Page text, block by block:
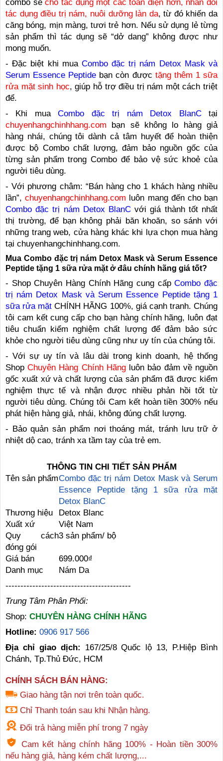
combo sẽcho tác dụng một các toàn diện hơn, nhân đôi
tác dụng điều trị nám, nuôi dưỡng làn da, từ đó khiến da
căng bóng, mịn màng, tươi trẻ hơn. Nếu sử dụng lẻ từng
sản phẩm thì tác dụng sẽ “dở dang” không được như
mong muốn.
- Đặc biệt khi mua Combo đặc trị nám Detox Mask và
Serum Essence Peptide bạn còn được tặng thêm 1 sữa
rửa mặt sinh học, giúp hỗ trợ điều trị nám một cách triệt
để.
- Khi muaCombo đặc trị nám Detox BlanCtại
chuyenhangchinhhang.com bạn sẽ không lo hàng giả
hàng nhái, chúng tôi dành cả tâm huyết để hoàn thiện
được bộ Combo chất lượng, đảm bảo nguồn gốc của
từng sản phẩm trong Combo để bảo vệ sức khoẻ của
người tiêu dùng.
- Với phương châm: “Bán hàng cho 1 khách hàng nhiều
lần”, chuyenhangchinhhang.com luôn mang đến cho bạn
Combo đặc trị nám Detox BlanC với giá thành tốt nhất
thị trường, để bạn không phải băn khoăn, so sánh với
những trang web, cửa hàng khác khi lựa chọn mua hàng
tại chuyenhangchinhhang.com.
Mua Combo đặc trị nám Detox Mask và Serum Essence
Peptide tặng 1 sữa rửa mặt ở đâu chính hãng giá tốt?
- Shop Chuyên Hàng Chính Hãng cung cấpCombo đặc
trị nám Detox Mask và Serum Essence Peptide tặng 1
sữa rửa mặt CHÍNH HÃNG 100%, giá cạnh tranh. Chúng
tôi cam kết cung cấp cho bạn hàng chính hãng, luôn đạt
tiêu chuẩn kiểm nghiệm chất lượng để đảm bảo sức
khỏe cho người tiêu dùng cũng như uy tín của chúng tôi.
- Với sự uy tín và lâu dài trong kinh doanh, hệ thống
ShopChuyên Hàng Chính Hãngluôn bảo đảm về nguồn
gốc xuất xứ và chất lượng của sản phẩm đã được kiểm
nghiệm thực tế và nhận được nhiều phản hồi tốt từ
người tiêu dùng. Chúng tôi Cam kết hoàn tiền 300% nếu
phát hiện hàng giả, nhái, không đúng chất lượng.
- Bảo quản sản phẩm nơi thoáng mát, tránh lưu trữ ở
nhiệt dộ cao, tránh xa tầm tay của trẻ em.
THÔNG TIN CHI TIẾT SẢN PHẨM
Tên sản phẩmCombo đặc trị nám Detox Mask và Serum
Essence Peptide tặng 1 sữa rửa mặt
Detox BlanC
Thương hiệu
Detox Blanc
Xuất xứ
Việt Nam
Quy cách
đóng gói
3 sản phẩm/ bộ
Giá bán
699.000₫
Danh mục
Nám Da
------------------------------------------
Trung Tâm Phân Phối:
Shop: CHUYÊN HÀNG CHÍNH HÃNG
Hotline: 0906 917 566
Địa chỉ giao dịch: 167/25/8 Quốc lộ 13, P.Hiệp Bình
Chánh, Tp.Thủ Đức, HCM
CHÍNH SÁCH BÁN HÀNG:
Giao hàng tận nơi trên toàn quốc.
Chỉ Thanh toán sau khi Nhận hàng.
Đổi trả hàng miễn phí trong 7 ngày
Cam kết hàng chính hãng 100% - Hoàn tiền 300%
nếu hàng giả, hàng kém chất lượng,...